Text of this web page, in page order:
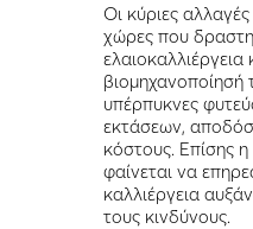
Οι κύριες αλλαγές
χώρες που
ελαιοκαλλιέργεια
βιομηχανοποίησή
υπέρπυκνες
εκτάσεων,
κόστους. Επίσης
φαίνεται να
καλλιέργεια
τους κινδύνους.